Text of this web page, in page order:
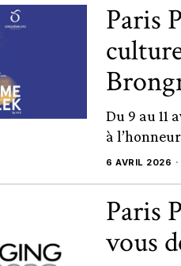
Paris
Du 9 au 11
à
6 AVRIL 2026
Paris
vous